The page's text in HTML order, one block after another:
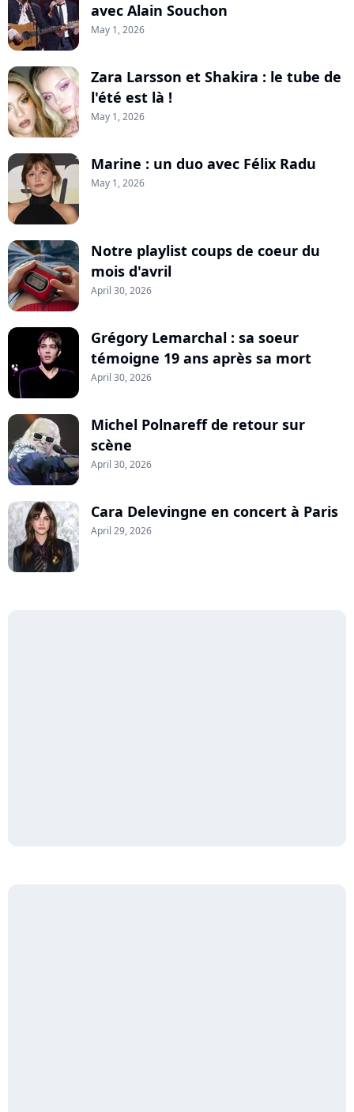
avec Alain Souchon
May 1, 2026
Zara Larsson et Shakira : le tube de
l'été est là !
May 1, 2026
Marine : un duo avec Félix Radu
May 1, 2026
Notre playlist coups de coeur du
mois d'avril
April 30, 2026
Grégory Lemarchal : sa soeur
témoigne 19 ans après sa mort
April 30, 2026
Michel Polnareff de retour sur
scène
April 30, 2026
Cara Delevingne en concert à Paris
April 29, 2026